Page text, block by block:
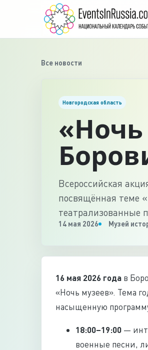
Все новости
Новгородская область
«Ночь
Всероссийская
посвящённая теме
театрализованные
14 мая 2026 Музей
16 мая 2026 года в
«Ночь музеев». Тема
насыщенную
18:00–19:00 —
военные песни,